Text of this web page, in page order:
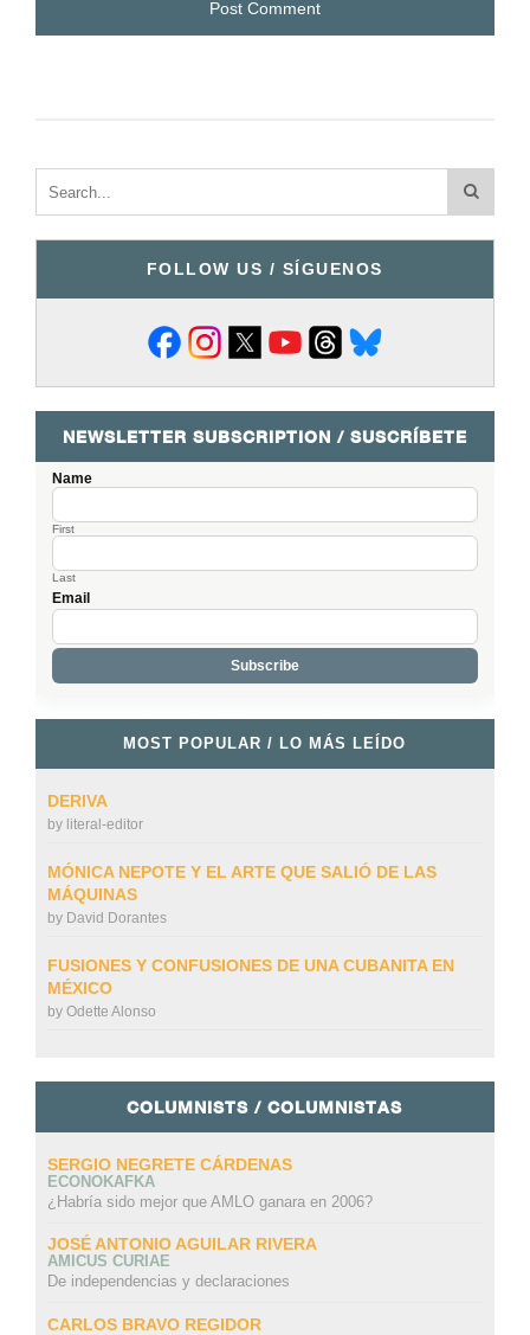
FOLLOW US / SÍGUENOS
NEWSLETTER SUBSCRIPTION / SUSCRÍBETE
Name
First
Last
Email
MOST POPULAR / LO MÁS LEÍDO
DERIVA
by literal-editor
MÓNICA NEPOTE Y EL ARTE QUE SALIÓ DE LAS
MÁQUINAS
by David Dorantes
FUSIONES Y CONFUSIONES DE UNA CUBANITA EN
MÉXICO
by Odette Alonso
COLUMNISTS / COLUMNISTAS
SERGIO NEGRETE CÁRDENAS
ECONOKAFKA
¿Habría sido mejor que AMLO ganara en 2006?
JOSÉ ANTONIO AGUILAR RIVERA
AMICUS CURIAE
De independencias y declaraciones
CARLOS BRAVO REGIDOR